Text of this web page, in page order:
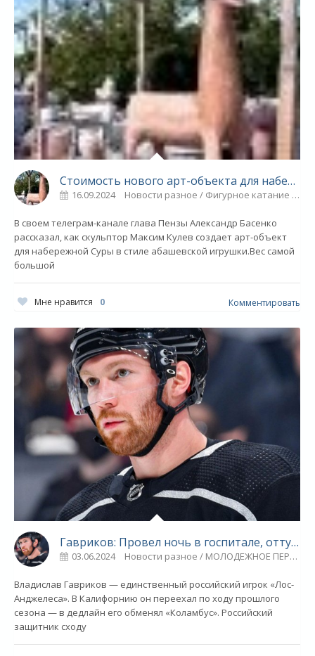
Стоимость нового арт-объекта для набережной Суры составит 1,4 млн - СПОРТ
16.09.2024 Новости разное / Фигурное катание / Плавание / Спорт
В своем телеграм-канале глава Пензы Александр Басенко
рассказал, как скульптор Максим Кулев создает арт-объект
для набережной Суры в стиле абашевской игрушки.Вес самой
большой
Мне нравится 0 Комментировать
Гавриков: Провел ночь в госпитале, оттуда поехал на тренировку - «Ярославский спорт»
03.06.2024 Новости разное / МОЛОДЕЖНОЕ ПЕРВЕНСТВО / Баскетбол / Плавание / Видео новости / Многоборье / Игровые виды спорта / ТЕННИС / Спорт / Другие виды спорта / ЛЕГКАЯ АТЛЕТИКА / Синхронное плавание / Фигурное катание / Парапланеризм / Прыжки в воду / Тяжелая атлетика / ГОЛЬФ
Владислав Гавриков — единственный российский игрок «Лос-
Анджелеса». В Калифорнию он переехал по ходу прошлого
сезона — в дедлайн его обменял «Коламбус». Российский
защитник сходу